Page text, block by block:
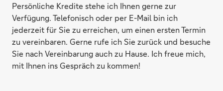
Persönliche Kredite stehe ich Ihnen gerne zur
Verfügung. Telefonisch oder per E-Mail bin ich
jederzeit für Sie zu erreichen, um einen ersten Termin
zu vereinbaren. Gerne rufe ich Sie zurück und besuche
Sie nach Vereinbarung auch zu Hause. Ich freue mich,
mit Ihnen ins Gespräch zu kommen!